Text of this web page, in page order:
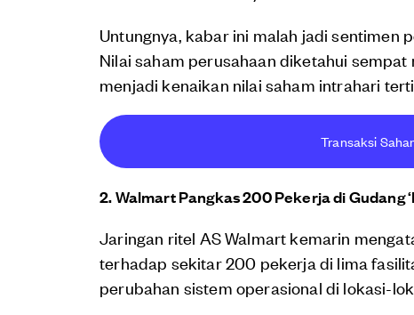
Untungnya, kabar ini malah jadi sentimen
Nilai saham perusahaan diketahui
menjadi kenaikan nilai saham intrahari
Transaksi
2. Walmart Pangkas 200 Pekerja di Gudang
Jaringan ritel AS Walmart kemarin
terhadap sekitar 200 pekerja di lima
perubahan sistem operasional di lokasi-